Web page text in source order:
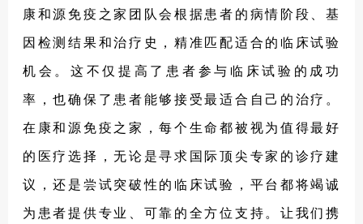
康和源免疫之家团队会根据患者的病情阶段、基
因检测结果和治疗史，精准匹配适合的临床试验
机会。这不仅提高了患者参与临床试验的成功
率，也确保了患者能够接受最适合自己的治疗。
在康和源免疫之家，每个生命都被视为值得最好
的医疗选择，无论是寻求国际顶尖专家的诊疗建
议，还是尝试突破性的临床试验，平台都将竭诚
为患者提供专业、可靠的全方位支持。让我们携